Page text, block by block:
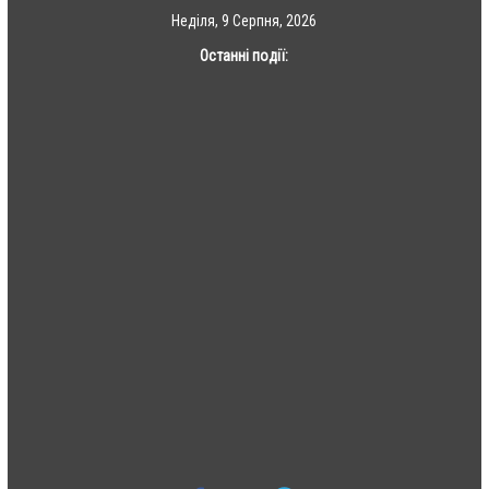
Неділя, 9 Серпня, 2026
Останні події: